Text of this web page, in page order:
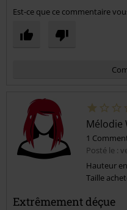
Est-ce que ce commentaire
Envoyer le commentaire
Mélodie
1
Posté le :
Hauteur
Taille
Extrêmement déçue